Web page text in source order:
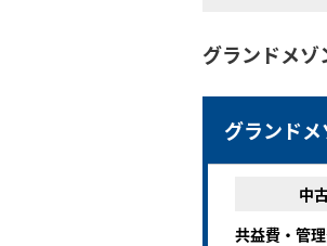
グランドメ
グランド
中
共益費・管理